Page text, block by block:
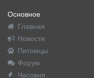
Основное
Главная
Новости
Питомцы
Форум
Часовня